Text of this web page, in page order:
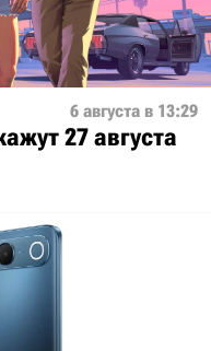
6 августа в 13:29
27 августа